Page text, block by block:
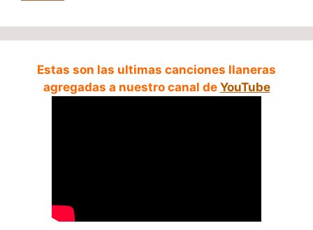
Estas son las ultimas canciones llaneras
agregadas a nuestro canal de YouTube